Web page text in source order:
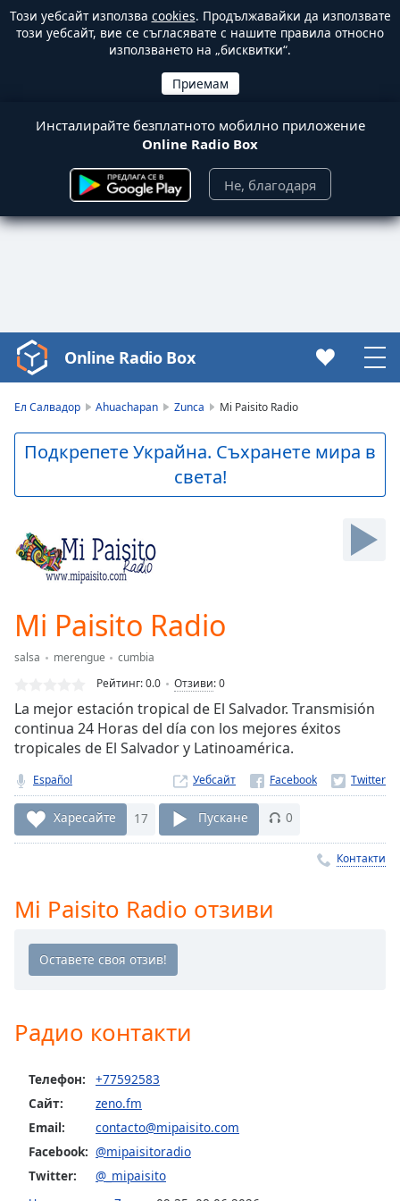
Този уебсайт използва cookies. Продължавайки да използвате
този уебсайт, вие се съгласявате с нашите правила относно
използването на „бисквитки“.
Инсталирайте безплатното мобилно приложение
Online Radio Box
Не, благодаря
Video
Player
Play
Video
Skip
Skip
Forward
Current
Loaded
Stream
TypeLIVE
Seek to
live,
currently
behind
liveLIVE
Remaining
Time-
Playback
Chapters
Descriptions
off,
selected
subtitles
settings
Online Radio Box
Ел Салвадор Ahuachapan Zunca Mi Paisito Radio
Подкрепете Украйна. Съхранете мира в
света!
Mi Paisito Radio
salsa merengue
cumbia
Рейтинг:0.0 Отзиви:0
La mejor estación tropical de El Salvador. Transmisión
continua 24 Horas del día con los mejores éxitos
tropicales de El Salvador y Latinoamérica.
Español Уебсайт
Харесайте 17 Пускане 0
Контакти
Mi Paisito Radio отзиви
Радио контакти
Телефон:
+77592583
Сайт:
zeno.fm
Email:
contacto@mipaisito.com
Facebook: @mipaisitoradio
Twitter:
@_mipaisito